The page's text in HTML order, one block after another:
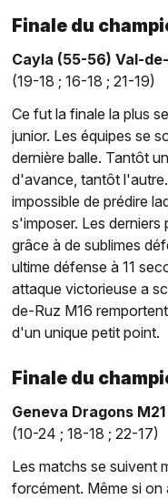
Finale du
Cayla (55-56) Val-
(19-18 ; 16-18 ; 21-19)
Ce fut la finale la plus
junior. Les équipes se
dernière balle. Tantôt
d'avance, tantôt
impossible de prédire
s'imposer. Les derniers
grâce à de sublimes
ultime défense à 11
attaque victorieuse a
de-Ruz M16
d'un unique petit point.
Finale du
Geneva Dragons
(10-24 ; 18-18 ; 22-17)
Les matchs se suivent
forcément. Même si on